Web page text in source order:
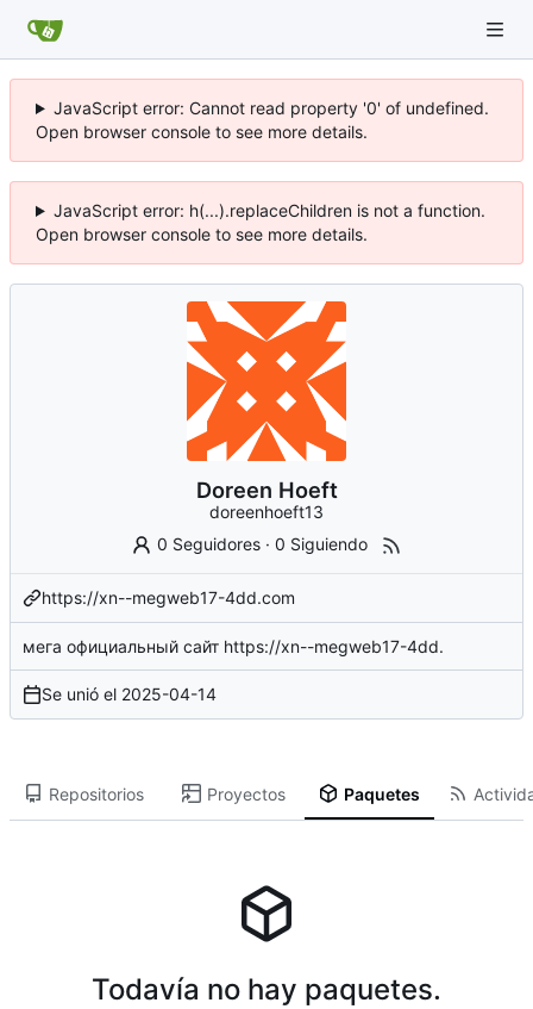
JavaScript error: Cannot read property '0' of undefined.
Open browser console to see more details.
JavaScript error: h(...).replaceChildren is not a function.
Open browser console to see more details.
Doreen Hoeft
doreenhoeft13
0 Seguidores· 0 Siguiendo
https://xn--megweb17-4dd.com
мега официальный сайт https://xn--megweb17-4dd.
Se unió el 2025-04-14
Repositorios Proyectos Paquetes
Todavía no hay paquetes.